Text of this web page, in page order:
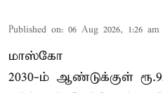
Published on: 06 Aug 2026, 1:26 am
மாஸ்கோ
2030-ம் ஆண்டுக்குள்